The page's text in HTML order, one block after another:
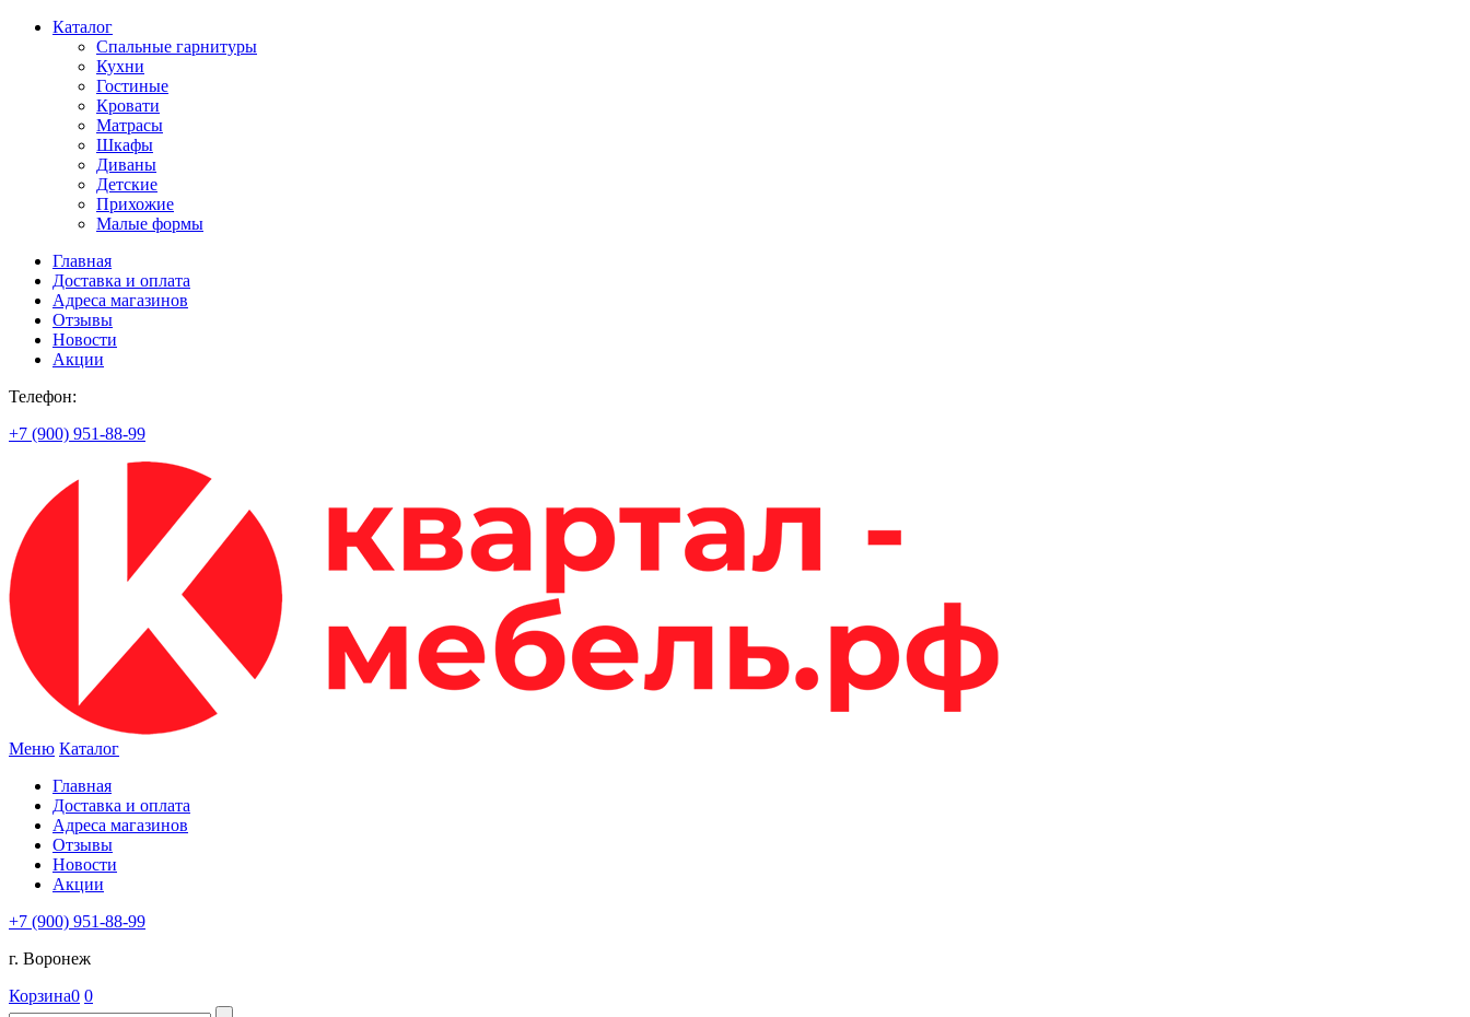
Каталог
Спальные гарнитуры
Кухни
Гостиные
Кровати
Матрасы
Шкафы
Диваны
Детские
Прихожие
Малые формы
Главная
Доставка и оплата
Адреса магазинов
Отзывы
Новости
Акции
Телефон:
+7 (900) 951-88-99
Меню Каталог
Главная
Доставка и оплата
Адреса магазинов
Отзывы
Новости
Акции
+7 (900) 951-88-99
г. Воронеж
Корзина0 0